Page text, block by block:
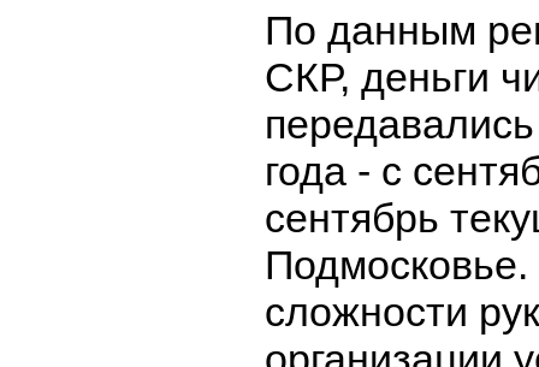
По данным
СКР, деньги
года - с
сентябрь
сложности